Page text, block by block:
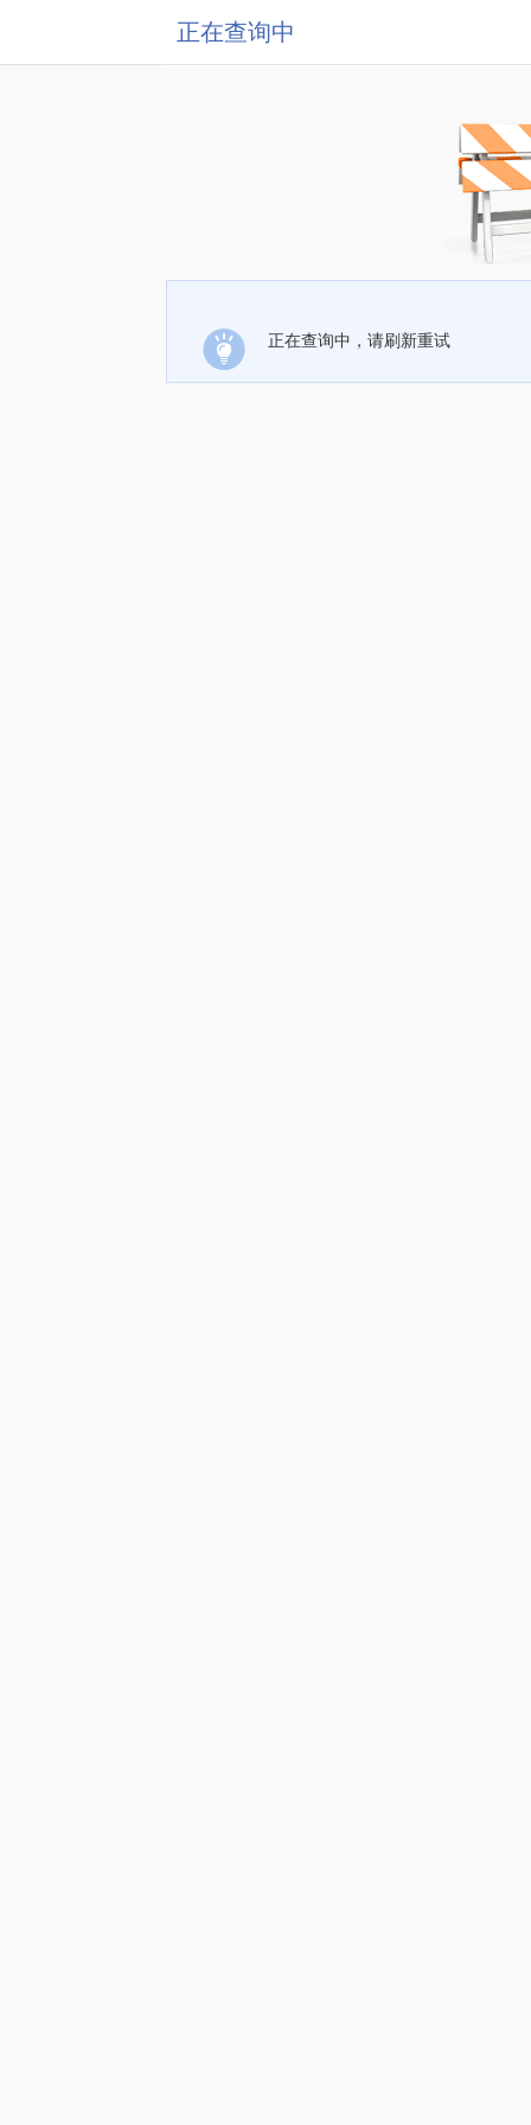
正在查询中
正在查询中，请刷新重试